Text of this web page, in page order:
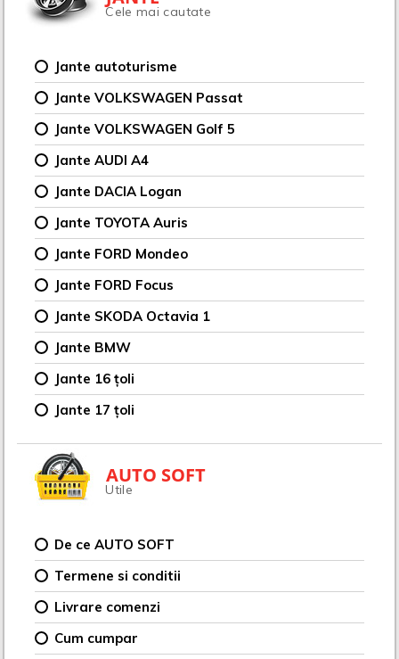
Cele mai cautate
Jante autoturisme
Jante VOLKSWAGEN Passat
Jante VOLKSWAGEN Golf 5
Jante AUDI A4
Jante DACIA Logan
Jante TOYOTA Auris
Jante FORD Mondeo
Jante FORD Focus
Jante SKODA Octavia 1
Jante BMW
Jante 16 țoli
Jante 17 țoli
AUTO SOFT
Utile
De ce AUTO SOFT
Termene si conditii
Livrare comenzi
Cum cumpar